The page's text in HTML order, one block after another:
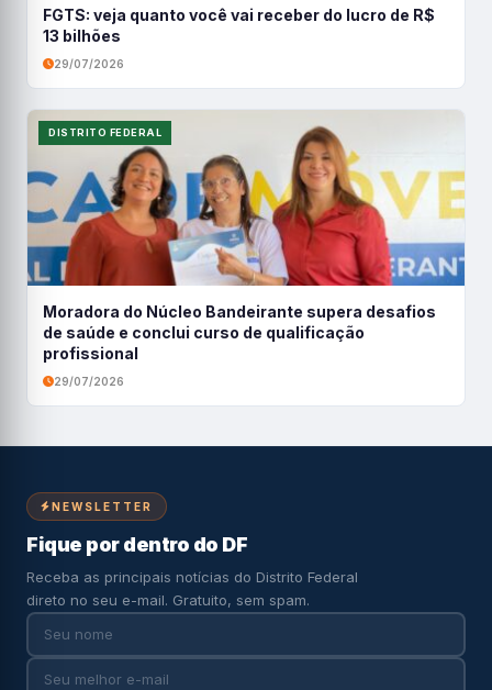
FGTS: veja quanto você vai receber do lucro de R$
13 bilhões
29/07/2026
DISTRITO FEDERAL
Moradora do Núcleo Bandeirante supera desafios
de saúde e conclui curso de qualificação
profissional
29/07/2026
NEWSLETTER
Fique por dentro do DF
Receba as principais notícias do Distrito Federal
direto no seu e-mail. Gratuito, sem spam.